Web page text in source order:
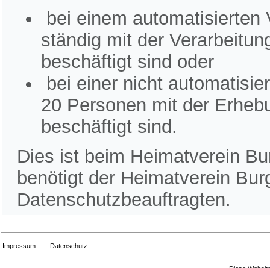
bei einem
ständig mit der
beschäftigt sind oder
bei einer nicht
20 Personen mit der
beschäftigt sind.
Dies ist beim Heimatverein
benötigt der Heimatverein
Datenschutzbeauftragten.
Impressum Datenschutz